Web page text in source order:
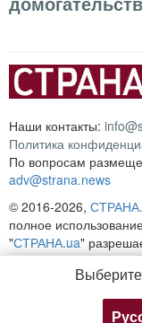
Наши контакты:
Политика
По вопросам
adv@strana.news
© 2016-2026,
полное
"СТРАНА.ua"
для поисковых
материала на сайте
Любое копирование,
воспроизведение